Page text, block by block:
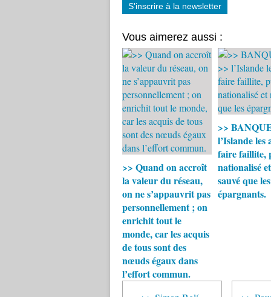
S'inscrire à la newsletter
Vous aimerez aussi :
>> Quand on accroît
la valeur du réseau,
on ne s’appauvrit pas
personnellement ; on
enrichit tout le
monde, car les acquis
de tous sont des
nœuds égaux dans
l’effort commun.
>>
l’Islande les
faire faillite,
nationalisé
sauvé que les
épargnants.